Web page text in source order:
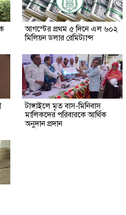
আগস্টের প্রথম ৫ দিনে এল ৬০২
মিলিয়ন ডলার রেমিট্যান্স
টাঙ্গাইলে মৃত বাস-মিনিবাস
মালিকদের পরিবারকে আর্থিক
অনুদান প্রদান